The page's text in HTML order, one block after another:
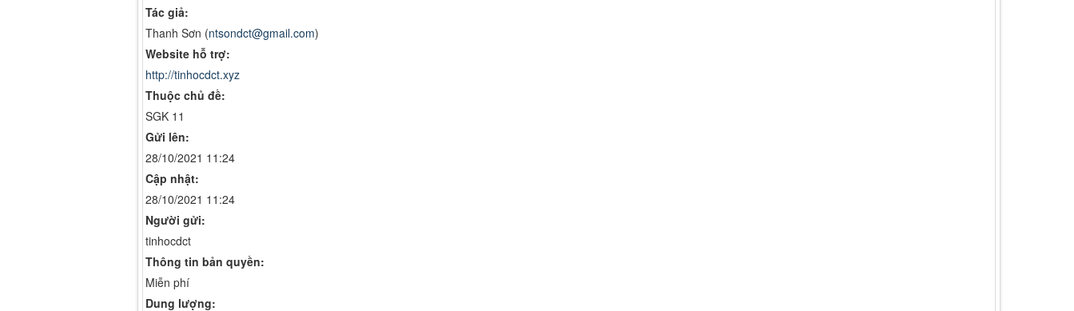
Tác giả:
Thanh Sơn (ntsondct@gmail.com)
Website hỗ trợ:
http://tinhocdct.xyz
Thuộc chủ đề:
SGK 11
Gửi lên:
28/10/2021 11:24
Cập nhật:
28/10/2021 11:24
Người gửi:
tinhocdct
Thông tin bản quyền:
Miễn phí
Dung lượng: